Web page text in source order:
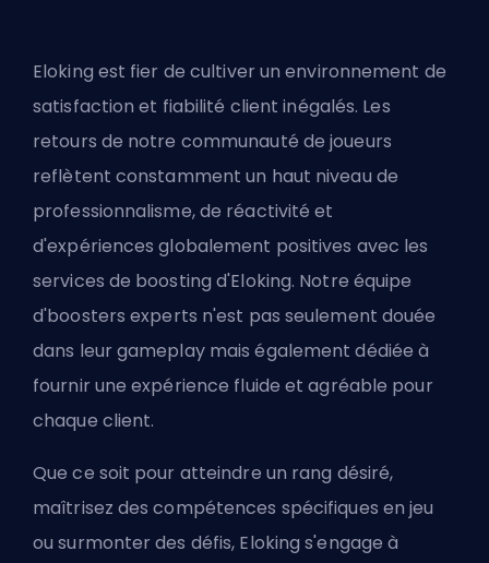
Eloking est fier de cultiver un environnement de
satisfaction et fiabilité client inégalés. Les
retours de notre communauté de joueurs
reflètent constamment un haut niveau de
professionnalisme, de réactivité et
d'expériences globalement positives avec les
services de boosting d'Eloking. Notre équipe
d'boosters experts n'est pas seulement douée
dans leur gameplay mais également dédiée à
fournir une expérience fluide et agréable pour
chaque client.
Que ce soit pour atteindre un rang désiré,
maîtrisez des compétences spécifiques en jeu
ou surmonter des défis, Eloking s'engage à